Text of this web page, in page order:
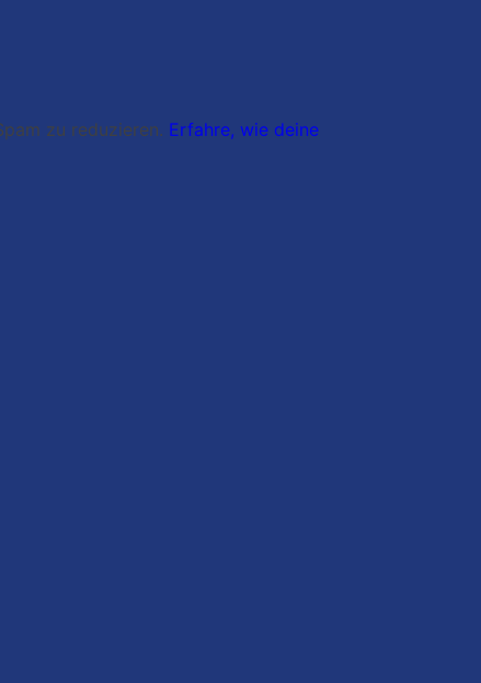
zu reduzieren. Erfahre, wie deine